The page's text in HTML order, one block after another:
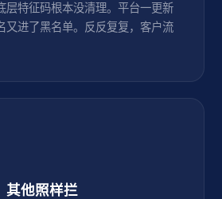
层特征码根本没清理。平台一更新
又进了黑名单。反反复复，客户流
其他照样拦